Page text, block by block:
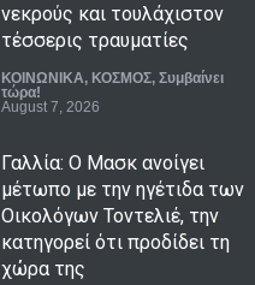
νεκρούς και τουλάχιστον
τέσσερις τραυματίες
ΚΟΙΝΩΝΙΚΑ, ΚΟΣΜΟΣ, Συμβαίνει
τώρα!
August 7, 2026
Γαλλία: Ο Μασκ ανοίγει
μέτωπο με την ηγέτιδα των
Οικολόγων Τοντελιέ, την
κατηγορεί ότι προδίδει τη
χώρα της